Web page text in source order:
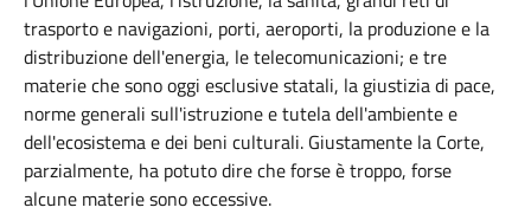
trasporto e navigazioni, porti, aeroporti, la produzione e la
distribuzione dell'energia, le telecomunicazioni; e tre
materie che sono oggi esclusive statali, la giustizia di pace,
norme generali sull'istruzione e tutela dell'ambiente e
dell'ecosistema e dei beni culturali. Giustamente la Corte,
parzialmente, ha potuto dire che forse è troppo, forse
alcune materie sono eccessive.